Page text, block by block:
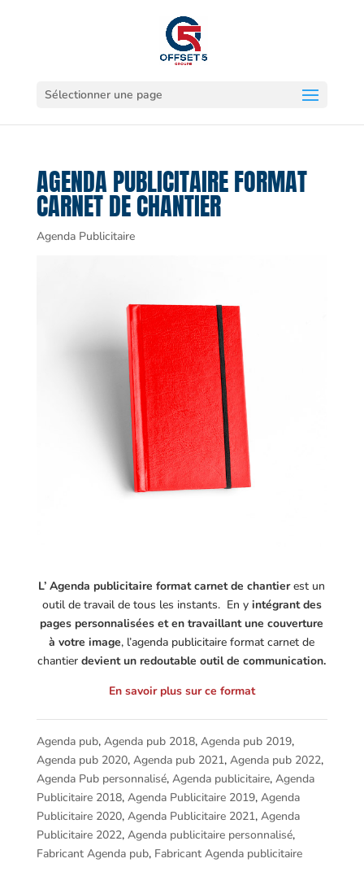
Sélectionner une page
AGENDA PUBLICITAIRE FORMAT
CARNET DE CHANTIER
Agenda Publicitaire
L’ Agenda publicitaire format carnet de chantierest un
outil de travail de tous les instants. En y intégrant des
pages personnalisées et en travaillant une couverture
à votre image, l’agenda publicitaire format carnet de
chantierdevient un redoutable outil de communication.
En savoir plus sur ce format
Agenda pub, Agenda pub 2018, Agenda pub 2019,
Agenda pub 2020, Agenda pub 2021, Agenda pub 2022,
Agenda Pub personnalisé, Agenda publicitaire, Agenda
Publicitaire 2018, Agenda Publicitaire 2019, Agenda
Publicitaire 2020, Agenda Publicitaire 2021, Agenda
Publicitaire 2022, Agenda publicitaire personnalisé,
Fabricant Agenda pub, Fabricant Agenda publicitaire